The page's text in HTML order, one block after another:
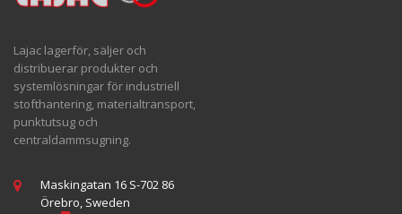
Lajac lagerför, säljer och
distribuerar produkter och
systemlösningar för industriell
stofthantering, materialtransport,
punktutsug och
centraldammsugning.
Maskingatan 16 S-702 86
Örebro, Sweden